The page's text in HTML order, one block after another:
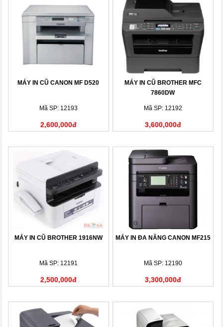
MÁY IN CŨ CANON MF D520
Mã SP: 12193
2,600,000đ
MÁY IN CŨ BROTHER MFC
7860DW
Mã SP: 12192
3,600,000đ
MÁY IN CŨ BROTHER 1916NW
Mã SP: 12191
2,500,000đ
MÁY IN ĐA NĂNG CANON MF215
Mã SP: 12190
3,300,000đ